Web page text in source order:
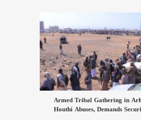
Armed Tribal Gathering in
Houthi Abuses, Demands